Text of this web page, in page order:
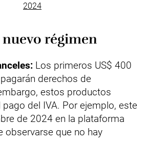
2024
régimen
Los primeros US$ 400
derechos de
estos productos
del IVA. Por ejemplo, este
de 2024 en la plataforma
observarse que no hay